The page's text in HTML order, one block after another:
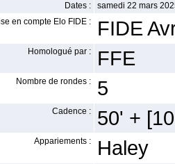
Dates :
samedi 22 mars
en compte Elo FIDE :
FIDE
Homologué par : FFE
Nombre de rondes : 5
Cadence : 50' +
Appariements : Haley